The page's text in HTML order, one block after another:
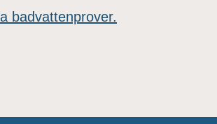
badvattenprover.